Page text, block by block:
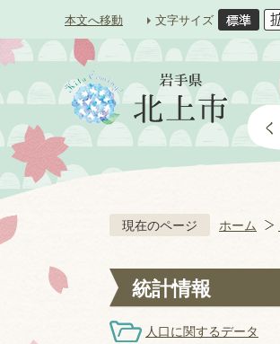
本文へ移動 文字サイズ
現在のページ ホーム
統計情報
人口に関するデータ